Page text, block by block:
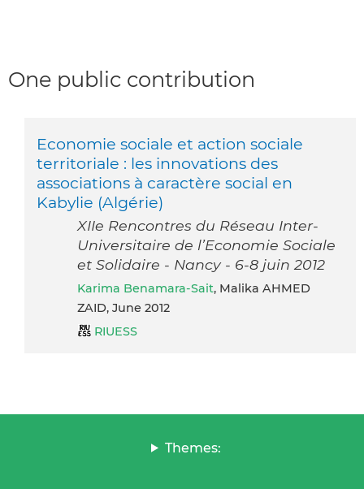
One public contribution
Economie sociale et action sociale
territoriale : les innovations des
associations à caractère social en
Kabylie (Algérie)
XIIe Rencontres du Réseau Inter-
Universitaire de l’Economie Sociale
et Solidaire - Nancy - 6-8 juin 2012
Karima Benamara-Sait, Malika AHMED
ZAID, June 2012
RIUESS
Themes: